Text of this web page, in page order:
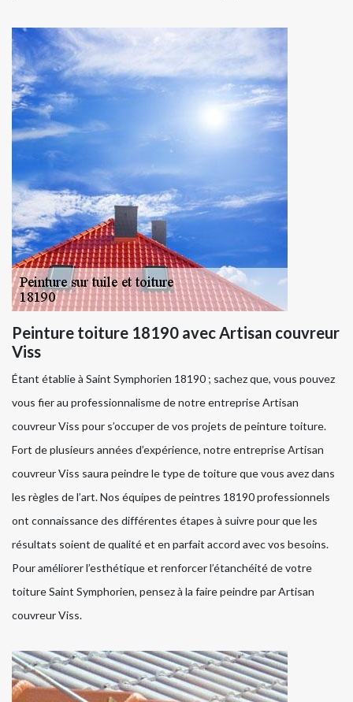
Peinture toiture 18190 avec Artisan couvreur
Viss
Étant établie à Saint Symphorien 18190 ; sachez que, vous pouvez
vous fier au professionnalisme de notre entreprise Artisan
couvreur Viss pour s’occuper de vos projets de peinture toiture.
Fort de plusieurs années d’expérience, notre entreprise Artisan
couvreur Viss saura peindre le type de toiture que vous avez dans
les règles de l’art. Nos équipes de peintres 18190 professionnels
ont connaissance des différentes étapes à suivre pour que les
résultats soient de qualité et en parfait accord avec vos besoins.
Pour améliorer l’esthétique et renforcer l’étanchéité de votre
toiture Saint Symphorien, pensez à la faire peindre par Artisan
couvreur Viss.